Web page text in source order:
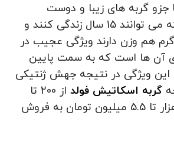
جزو گربه های زیبا و دوست
داشتنی هستند که می توانند 15 سال زندگی کنند و
تا 6 کیلوگرم هم‌ وزن دارند ویژگی عجیب در
آن ها است که به سمت پایین
ویژگی در نتیجه جهش ژنتیکی
گربه اسکاتیش فولد
از 200 تا
1500 دلار یا 750 هزار تا 5.5 میلیون تومان به فروش